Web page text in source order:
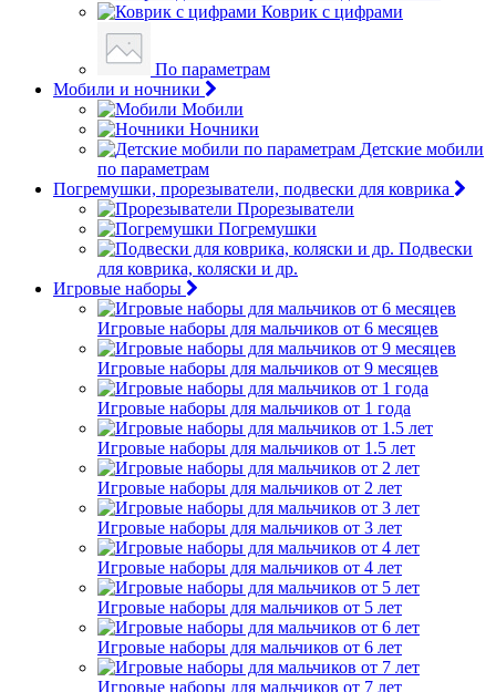
Коврик с цифрами
По параметрам
Мобили и ночники
Мобили
Ночники
Детские мобили
по параметрам
Погремушки, прорезыватели, подвески для коврика
Прорезыватели
Погремушки
Подвески
для коврика, коляски и др.
Игровые наборы
Игровые наборы для мальчиков от 6 месяцев
Игровые наборы для мальчиков от 9 месяцев
Игровые наборы для мальчиков от 1 года
Игровые наборы для мальчиков от 1.5 лет
Игровые наборы для мальчиков от 2 лет
Игровые наборы для мальчиков от 3 лет
Игровые наборы для мальчиков от 4 лет
Игровые наборы для мальчиков от 5 лет
Игровые наборы для мальчиков от 6 лет
Игровые наборы для мальчиков от 7 лет